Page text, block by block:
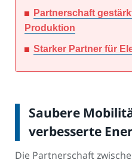
Partnerschaft
Produktion
Starker Partner für
Saubere
verbesserte
Die Partnerschaft